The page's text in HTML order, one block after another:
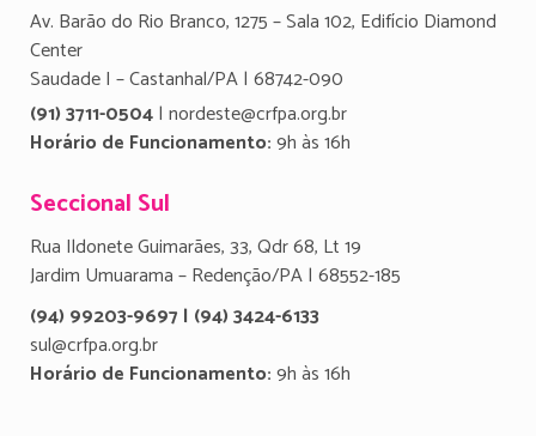
Av. Barão do Rio Branco, 1275 – Sala 102, Edifício Diamond
Center
Saudade I – Castanhal/PA | 68742-090
(91) 3711-0504| nordeste@crfpa.org.br
Horário de Funcionamento:9h às 16h
Seccional Sul
Rua Ildonete Guimarães, 33, Qdr 68, Lt 19
Jardim Umuarama – Redenção/PA | 68552-185
(94) 99203-9697 | (94) 3424-6133
sul@crfpa.org.br
Horário de Funcionamento:9h às 16h